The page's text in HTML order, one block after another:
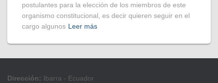
postulantes para la elección de los miembros de este
organismo constitucional, es decir quieren seguir en el
cargo algunos Leer más
Dirección: Ibarra - Ecuador